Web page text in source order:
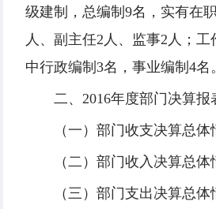
级建制，总编制9名，实有在
人、副主任2人、监事2人；
中行政编制3名，事业编制4名。
二、2016年度部门决算报
（一）部门收支决算总体
（二）部门收入决算总体
（三）部门支出决算总体